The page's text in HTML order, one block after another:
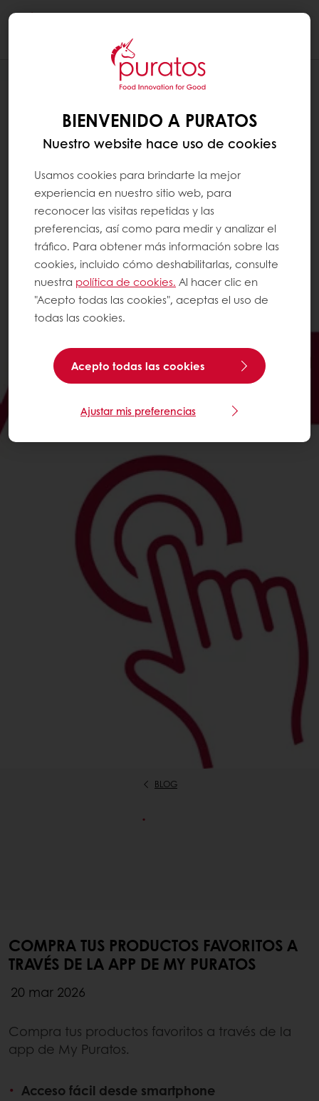
BLOG
.
COMPRA TUS PRODUCTOS FAVORITOS A
TRAVÉS DE LA APP DE MY PURATOS
20 mar 2026
Compra tus productos favoritos a través de la
app de My Puratos.
Acceso fácil desde smartphone
BIENVENIDO A PURATOS
Nuestro website hace uso de cookies
Usamos cookies para brindarte la mejor
experiencia en nuestro sitio web, para
reconocer las visitas repetidas y las
preferencias, así como para medir y analizar el
tráfico. Para obtener más información sobre las
cookies, incluido cómo deshabilitarlas, consulte
nuestra política de cookies. Al hacer clic en
"Acepto todas las cookies", aceptas el uso de
todas las cookies.
Acepto todas las cookies
Ajustar mis preferencias